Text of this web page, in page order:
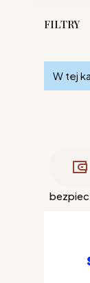
FILTRY
W tej